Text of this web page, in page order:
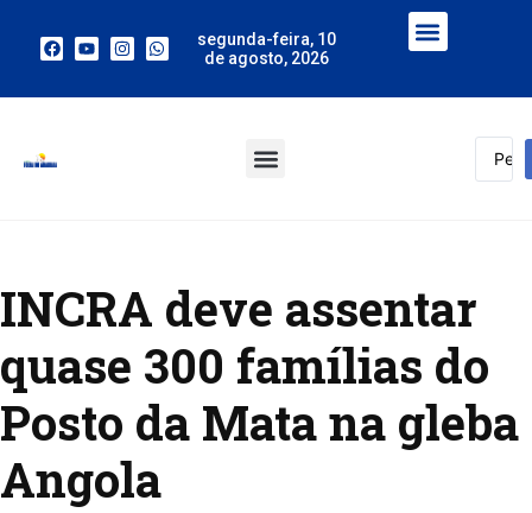
segunda-feira, 10
de agosto, 2026
INCRA deve assentar
quase 300 famílias do
Posto da Mata na gleba
Angola